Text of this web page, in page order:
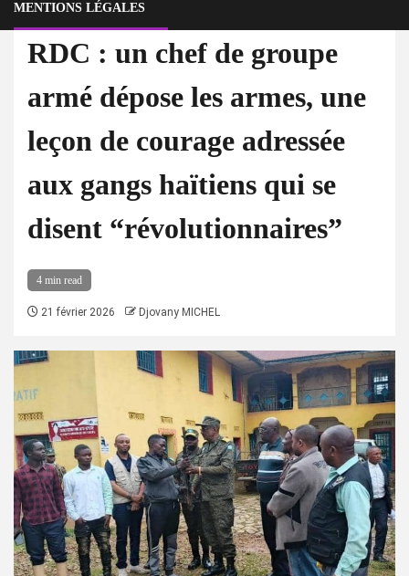
MENTIONS LÉGALES
À la Une Actu International
RDC : un chef de groupe
armé dépose les armes, une
leçon de courage adressée
aux gangs haïtiens qui se
disent “révolutionnaires”
4 min read
21 février 2026 Djovany MICHEL